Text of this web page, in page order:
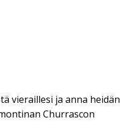
vieraillesi ja anna heidän
Churrascon